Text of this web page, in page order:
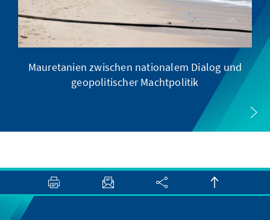
Mauretanien zwischen nationalem Dialog und
geopolitischer Machtpolitik